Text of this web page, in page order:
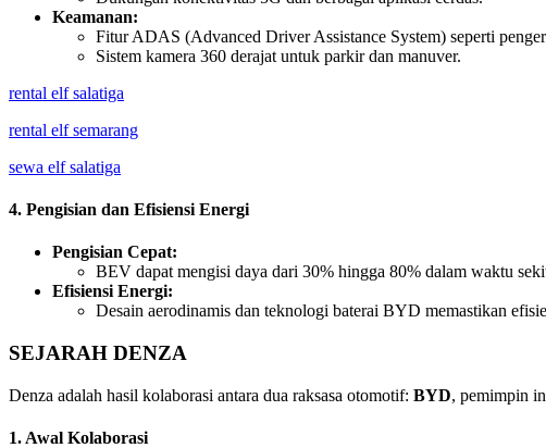
Keamanan:
Fitur ADAS (Advanced Driver Assistance System) seperti
Sistem kamera 360 derajat untuk parkir dan manuver.
rental elf salatiga
rental elf semarang
sewa elf salatiga
4. Pengisian dan Efisiensi Energi
Pengisian Cepat:
BEV dapat mengisi daya dari 30% hingga 80% dalam waktu
Efisiensi Energi:
Desain aerodinamis dan teknologi baterai BYD memastikan
SEJARAH DENZA
Denza adalah hasil kolaborasi antara dua raksasa otomotif: BYD, pemimpin
1. Awal Kolaborasi